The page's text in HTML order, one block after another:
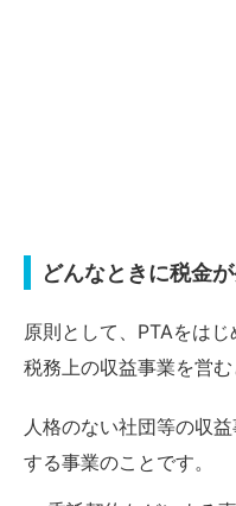
どんなときに税金
原則として、PTAをはじ
税務上の収益事業を営む
人格のない社団等の収
する事業のことです。